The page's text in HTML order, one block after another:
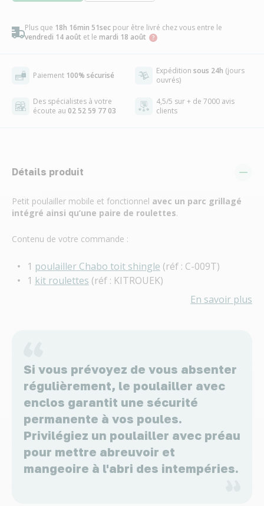
Plus que 18h 16min 50sec pour être livré chez vous entre le
vendredi 14 août et le mardi 18 août
Paiement 100% sécurisé Expédition sous 24h (jours
ouvrés)
Des spécialistes à votre
écoute au 02 52 59 77 03
4,5/5 sur + de 7000 avis
clients
Détails produit
Petit poulailler mobile et fonctionnel avec un parc grillagé
intégré ainsi qu’une paire de roulettes.
Contenu de votre commande :
1 poulailler Chabo toit shingle (réf : C-009T)
1 kit roulettes (réf : KITROUEK)
En savoir plus
Si vous prévoyez de vous absenter
régulièrement, le poulailler avec
enclos garantit une sécurité
permanente à vos poules.
Privilégiez un poulailler avec préau
pour mettre abreuvoir et
mangeoire à l'abri des intempéries.